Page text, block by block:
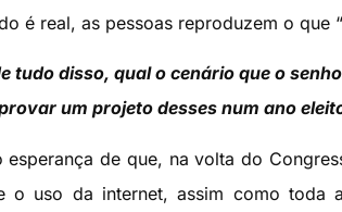
é real, as pessoas reproduzem o que
tudo disso, qual o cenário que o
um projeto desses num ano
esperança de que, na volta do
o uso da internet, assim como toda